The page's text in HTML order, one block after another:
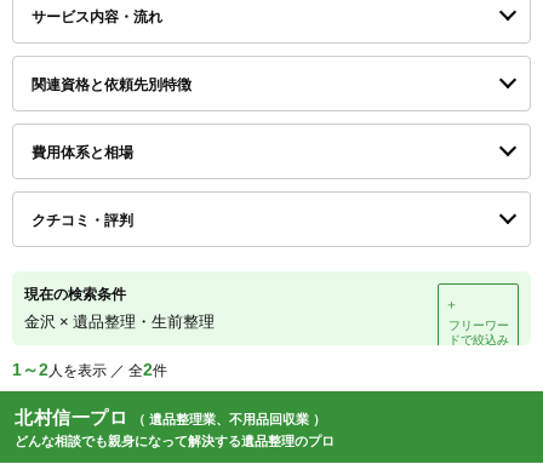
サービス内容・流れ
関連資格と依頼先別特徴
費用体系と相場
クチコミ・評判
現在の検索条件
金沢 × 遺品整理・生前整理
＋
フリーワー
ドで絞込み
1～2人を表示 ／ 全2件
北村信一プロ
（ 遺品整理業、不用品回収業 ）
どんな相談でも親身になって解決する遺品整理のプロ